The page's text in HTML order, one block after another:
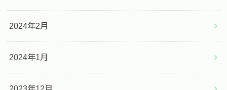
2024年2月
2024年1月